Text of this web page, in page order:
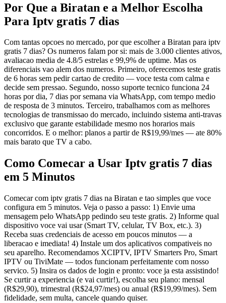
Por Que a Biratan e a Melhor Escolha
Para Iptv gratis 7 dias
Com tantas opcoes no mercado, por que escolher a Biratan para iptv
gratis 7 dias? Os numeros falam por si: mais de 3.000 clientes ativos,
avaliacao media de 4.8/5 estrelas e 99,9% de uptime. Mas os
diferenciais vao alem dos numeros. Primeiro, oferecemos teste gratis
de 6 horas sem pedir cartao de credito — voce testa com calma e
decide sem pressao. Segundo, nosso suporte tecnico funciona 24
horas por dia, 7 dias por semana via WhatsApp, com tempo medio
de resposta de 3 minutos. Terceiro, trabalhamos com as melhores
tecnologias de transmissao do mercado, incluindo sistema anti-travas
exclusivo que garante estabilidade mesmo nos horarios mais
concorridos. E o melhor: planos a partir de R$19,99/mes — ate 80%
mais barato que TV a cabo.
Como Comecar a Usar Iptv gratis 7 dias
em 5 Minutos
Comecar com iptv gratis 7 dias na Biratan e tao simples que voce
configura em 5 minutos. Veja o passo a passo: 1) Envie uma
mensagem pelo WhatsApp pedindo seu teste gratis. 2) Informe qual
dispositivo voce vai usar (Smart TV, celular, TV Box, etc.). 3)
Receba suas credenciais de acesso em poucos minutos — a
liberacao e imediata! 4) Instale um dos aplicativos compativeis no
seu aparelho. Recomendamos XCIPTV, IPTV Smarters Pro, Smart
IPTV ou TiviMate — todos funcionam perfeitamente com nosso
servico. 5) Insira os dados de login e pronto: voce ja esta assistindo!
Se curtir a experiencia (e vai curtir!), escolha seu plano: mensal
(R$29,90), trimestral (R$24,97/mes) ou anual (R$19,99/mes). Sem
fidelidade, sem multa, cancele quando quiser.